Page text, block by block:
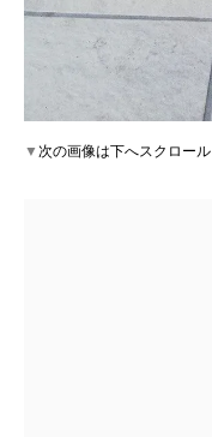
▼次の画像は下へスクロー